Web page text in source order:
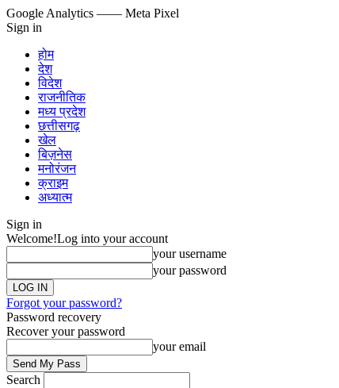
Google Analytics —— Meta Pixel
Sign in
होम
देश
विदेश
राजनीतिक
मध्य प्रदेश
छत्तीसगढ़
खेल
बिज़नेस
मनोरंजन
क्राइम
अध्यात्म
Sign in
Welcome!Log into your account
your username
your password
Forgot your password?
Password recovery
Recover your password
your email
Search